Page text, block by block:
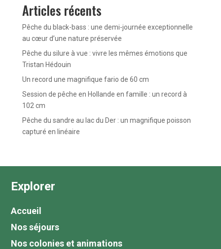
Articles récents
Pêche du black-bass : une demi-journée exceptionnelle
au cœur d’une nature préservée
Pêche du silure à vue : vivre les mêmes émotions que
Tristan Hédouin
Un record une magnifique fario de 60 cm
Session de pêche en Hollande en famille : un record à
102 cm
Pêche du sandre au lac du Der : un magnifique poisson
capturé en linéaire
Explorer
Accueil
Nos séjours
Nos colonies et animations